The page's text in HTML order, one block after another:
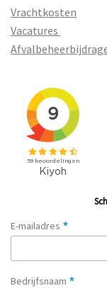
Vrachtkosten
Vacatures
E-mailadres *
Bedrijfsnaam *